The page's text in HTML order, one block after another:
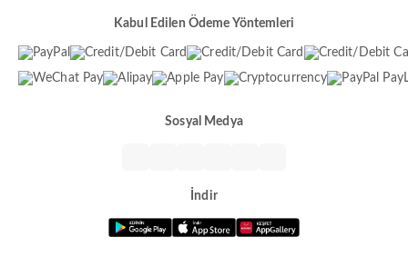
Kabul Edilen Ödeme Yöntemleri
Sosyal Medya
İndir